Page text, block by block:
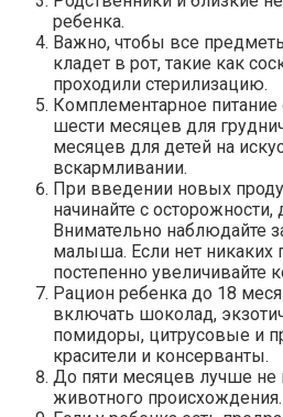
ребенка.
Важно, чтобы все
кладет в рот, такие как
проходили стерилизацию.
Комплементарное питание
шести месяцев для
месяцев для детей на
вскармливании.
При введении новых
начинайте с
Внимательно наблюдайте
малыша. Если нет никаких
постепенно увеличивайте
Рацион ребенка до 18
включать шоколад,
помидоры, цитрусовые и
красители и консерванты.
До пяти месяцев лучше не
животного происхождения.